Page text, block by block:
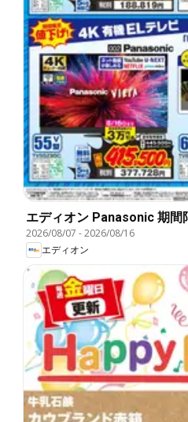
エディオン Panasonic 期間
2026/08/07 -2026/08/16
エディオン